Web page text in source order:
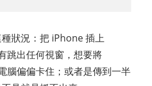
狀況：把 iPhone 插上
跳出任何視窗，想要將
腦偏偏卡住；或者是傳到一半